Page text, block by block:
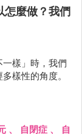
怎麼做？我們
樣」時，我們
樣性的角度。
、 自閉症 、
自